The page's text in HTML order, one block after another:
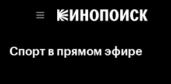
Спорт в прямом эфире